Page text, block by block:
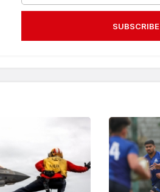
SUBSCRIBE